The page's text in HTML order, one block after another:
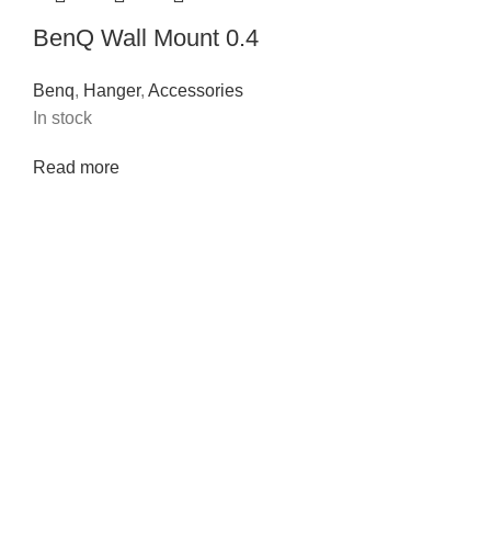
BenQ Wall Mount 0.4
Benq, Hanger, Accessories
In stock
Read more